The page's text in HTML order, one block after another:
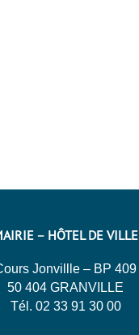
– HÔTEL DE VILLE
Jonvillle – BP 409
50 404 GRANVILLE
Tél. 02 33 91 30 00